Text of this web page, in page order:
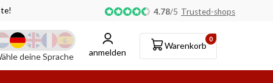
Abholung oder Lieferung an eine Paketstation
4.78/5 Trusted-shops
deine Sprache anmelden
0
Warenkorb